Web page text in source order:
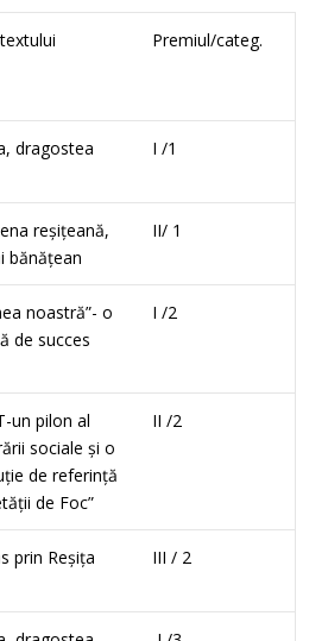
Premiul/categ.
dragostea
I /1
reșițeană,
bănățean
II/ 1
noastră”- o
de succes
I /2
un pilon al
sociale și o
de referință
de Foc”
II /2
prin Reșița III / 2